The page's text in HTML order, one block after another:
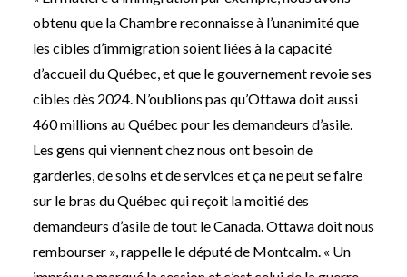
obtenu que la Chambre reconnaisse à l’unanimité que
les cibles d’immigration soient liées à la capacité
d’accueil du Québec, et que le gouvernement revoie ses
cibles dès 2024. N’oublions pas qu’Ottawa doit aussi
460 millions au Québec pour les demandeurs d’asile.
Les gens qui viennent chez nous ont besoin de
garderies, de soins et de services et ça ne peut se faire
sur le bras du Québec qui reçoit la moitié des
demandeurs d’asile de tout le Canada. Ottawa doit nous
rembourser », rappelle le député de Montcalm. « Un